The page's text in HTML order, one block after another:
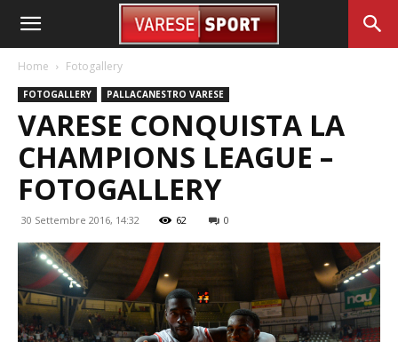
Home Fotogallery
FOTOGALLERY PALLACANESTRO VARESE
VARESE CONQUISTA LA
CHAMPIONS LEAGUE –
FOTOGALLERY
30 Settembre 2016, 14:32 62 0